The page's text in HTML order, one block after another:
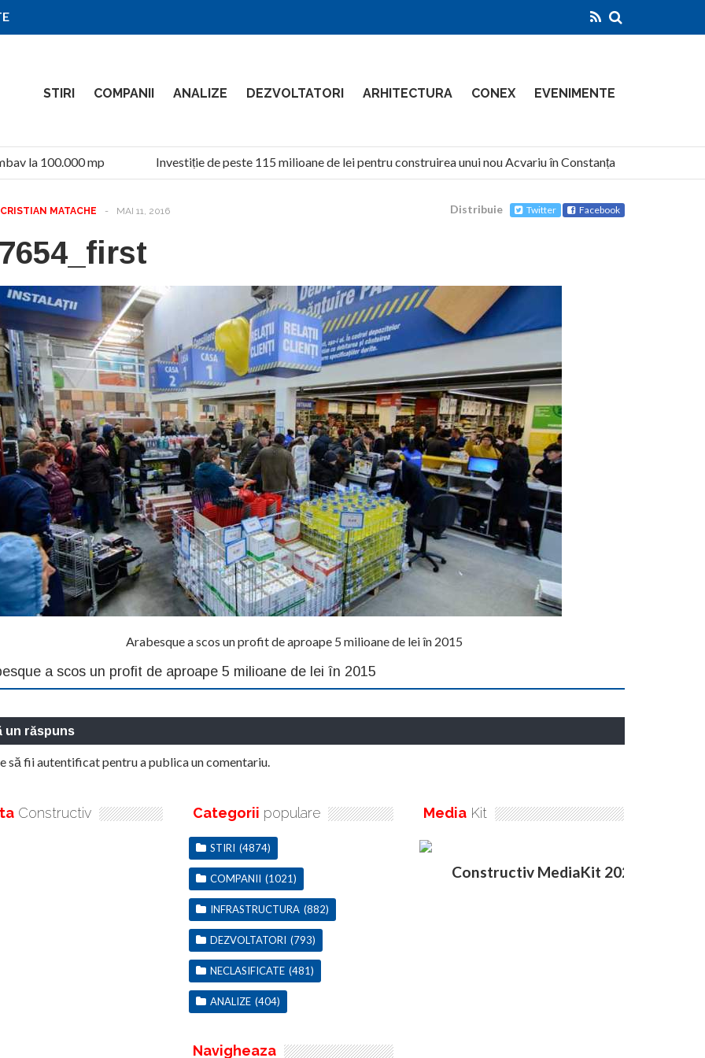
STIRI COMPANII ANALIZE DEZVOLTATORI ARHITECTURA CONEX EVENIMENTE
la 100.000 mp Investiție de peste 115 milioane de lei pentru construirea unui nou Acvariu în Constanța
CRISTIAN MATACHE - MAI 11, 2016 Distribuie Twitter Facebook
Arabesque a scos un profit de aproape 5 milioane de lei în 2015
a scos un profit de aproape 5 milioane de lei în 2015
un răspuns
să fiiautentificatpentru a publica un comentariu.
Constructiv Categorii populare
STIRI (4874)
COMPANII (1021)
INFRASTRUCTURA (882)
DEZVOLTATORI (793)
NECLASIFICATE (481)
ANALIZE (404)
Navigheaza
Media Kit
Constructiv MediaKit 2020